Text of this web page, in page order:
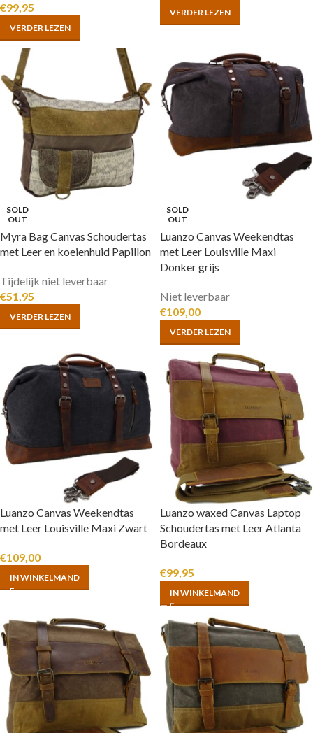
€99,95
VERDER LEZEN
VERDER LEZEN
SOLD
OUT
Myra Bag Canvas Schoudertas
met Leer en koeienhuid Papillon
Tijdelijk niet leverbaar
€51,95
VERDER LEZEN
SOLD
OUT
Luanzo Canvas Weekendtas
met Leer Louisville Maxi
Donker grijs
Niet leverbaar
€109,00
VERDER LEZEN
Luanzo Canvas Weekendtas
met Leer Louisville Maxi Zwart
€109,00
IN WINKELMAND
Luanzo waxed Canvas Laptop
Schoudertas met Leer Atlanta
Bordeaux
€99,95
IN WINKELMAND